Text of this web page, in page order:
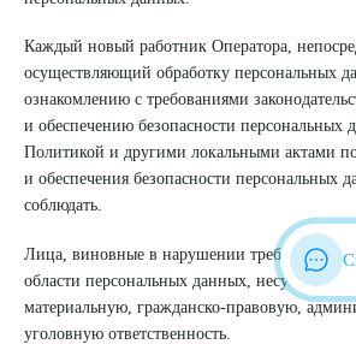
Каждый новый работник Оператора,
осуществляющий обработку персональных
ознакомлению с требованиями
и обеспечению безопасности персональных
Политикой и другими локальными актами
и обеспечения безопасности персональных
соблюдать.
Лица, виновные в нарушении требований
области персональных данных, несут
материальную, гражданско-правовую,
уголовную ответственность.